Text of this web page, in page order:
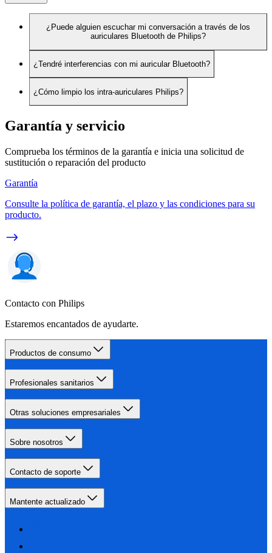
¿Puede alguien escuchar mi conversación a través de los
auriculares Bluetooth de Philips?
¿Tendré interferencias con mi auricular Bluetooth?
¿Cómo limpio los intra-auriculares Philips?
Garantía y servicio
Comprueba los términos de la garantía e inicia una solicitud de
sustitución o reparación del producto
Garantía
Consulte la política de garantía, el plazo y las condiciones para su
producto.
Contacto con Philips
Estaremos encantados de ayudarte.
Productos de consumo
Profesionales sanitarios
Otras soluciones empresariales
Sobre nosotros
Contacto de soporte
Mantente actualizado